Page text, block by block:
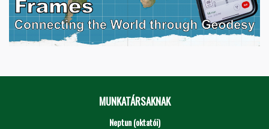
MUNKATÁRSAKNAK
Neptun (oktatói)